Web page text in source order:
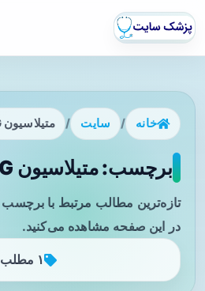
خانه / سایت / متیلاسیون m7G
برچسب: متیلاسیون m7G - صفحه 1
در این صفحه مشاهده می‌کنید.
۱ مطلب